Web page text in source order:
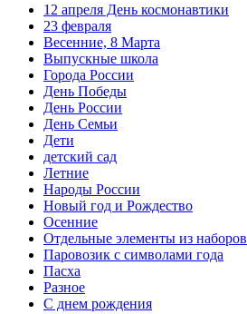
12 апреля День космонавтики
23 февраля
Весенние, 8 Марта
Выпускные школа
Города России
День Победы
День России
День Семьи
Дети
детский сад
Летние
Народы России
Новый год и Рождество
Осенние
Отдельные элементы из наборов
Паровозик с символами года
Пасха
Разное
С днем рождения